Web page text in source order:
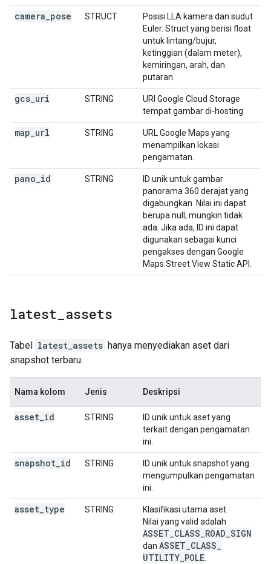
camera pose STRUCT
Posisi LLA kamera dan sudut
Euler. Struct yang berisi float
untuk lintang/bujur,
ketinggian (dalam meter),
kemiringan, arah, dan
putaran.
gcs uri STRING
URI Google Cloud Storage
tempat gambar di-hosting.
map url STRING
URL Google Maps yang
menampilkan lokasi
pengamatan.
pano id STRING
ID unik untuk gambar
panorama 360 derajat yang
digabungkan. Nilai ini dapat
berupa null; mungkin tidak
ada. Jika ada, ID ini dapat
digunakan sebagai kunci
pengakses dengan Google
Maps Street View Static API.
latest assets
Tabel latest_assets hanya menyediakan aset dari
snapshot terbaru.
Nama kolom Jenis Deskripsi
asset id STRING
ID unik untuk aset yang
terkait dengan pengamatan
ini.
snapshot id STRING
ID unik untuk snapshot yang
mengumpulkan pengamatan
ini.
asset type STRING
Klasifikasi utama aset.
Nilai yang valid adalah
ASSET CLASS ROAD SIGN
dan ASSET CLASS
UTILITY POLE